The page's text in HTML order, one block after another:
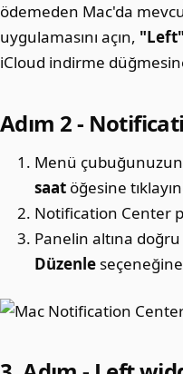
ödemeden Mac'da
uygulamasını açın, "Left"
iCloud indirme
Adım 2 -
Menü
saat öğesine
Notification Center
Panelin altına
Düzenle seçeneğine